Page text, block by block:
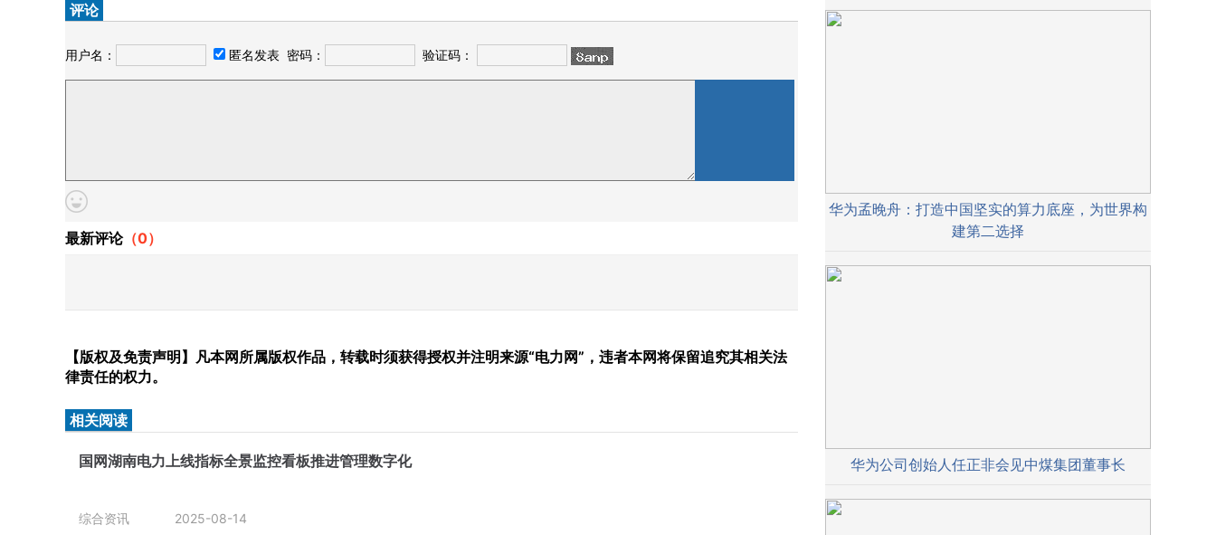
评论
用户名： 匿名发表 密码： 验证码：
最新评论（0）
【版权及免责声明】凡本网所属版权作品，转载时须获得授权并注明来源“电力网”，违者本网将保留追究其相关法
律责任的权力。
相关阅读
国网湖南电力上线指标全景监控看板推进管理数字化
综合资讯 2025-08-14
华为孟晚舟：打造中国坚实的算力底座，为世界构
建第二选择
华为公司创始人任正非会见中煤集团董事长